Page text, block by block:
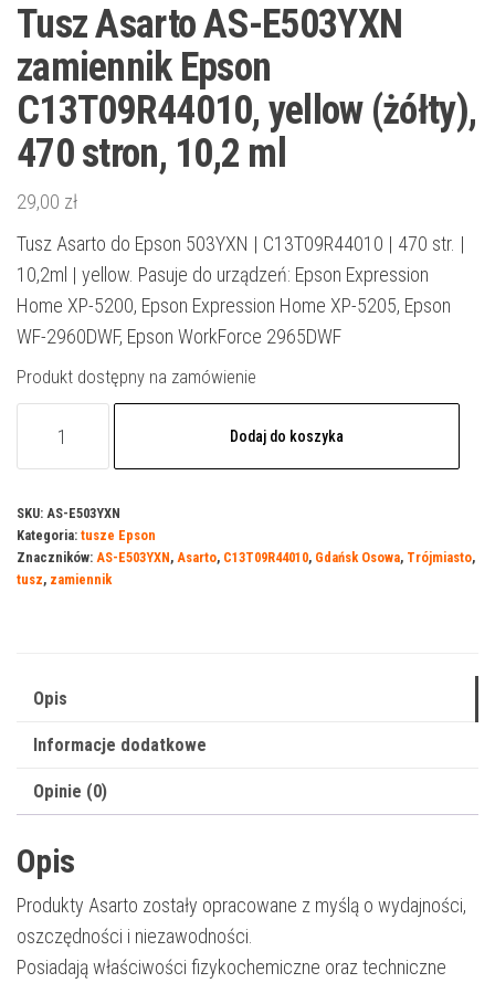
Tusz Asarto AS-E503YXN
zamiennik Epson
C13T09R44010, yellow (żółty),
470 stron, 10,2 ml
29,00 zł
Tusz Asarto do Epson 503YXN | C13T09R44010 | 470 str. |
10,2ml | yellow. Pasuje do urządzeń: Epson Expression
Home XP-5200, Epson Expression Home XP-5205, Epson
WF-2960DWF, Epson WorkForce 2965DWF
Produkt dostępny na zamówienie
AS-
E503YXN
zamiennik
(żółty),
stron,
10,2
ml
Dodaj do koszyka
SKU: AS-E503YXN
Kategoria: tusze Epson
Znaczników: AS-E503YXN, Asarto, C13T09R44010, Gdańsk Osowa, Trójmiasto,
tusz, zamiennik
Opis
Informacje dodatkowe
Opinie (0)
Opis
Produkty Asarto zostały opracowane z myślą o wydajności,
oszczędności i niezawodności.
Posiadają właściwości fizykochemiczne oraz techniczne